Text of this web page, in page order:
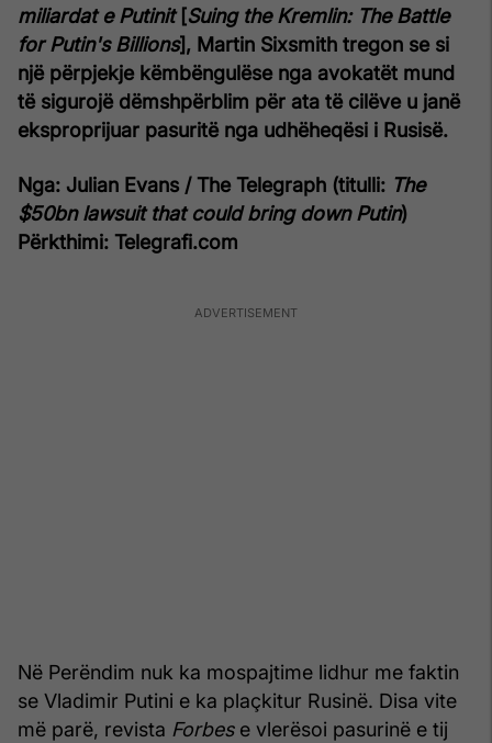
miliardat e Putinit [Suing the Kremlin: The Battle
for Putin's Billions], Martin Sixsmith tregon se si
një përpjekje këmbëngulëse nga avokatët mund
të sigurojë dëmshpërblim për ata të cilëve u janë
eksproprijuar pasuritë nga udhëheqësi i Rusisë.
Nga: Julian Evans / The Telegraph (titulli: The
$50bn lawsuit that could bring down Putin)
Përkthimi: Telegrafi.com
Në Perëndim nuk ka mospajtime lidhur me faktin
se Vladimir Putini e ka plaçkitur Rusinë. Disa vite
më parë, revista Forbese vlerësoi pasurinë e tij